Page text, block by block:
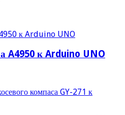
A4950 к Arduino UNO